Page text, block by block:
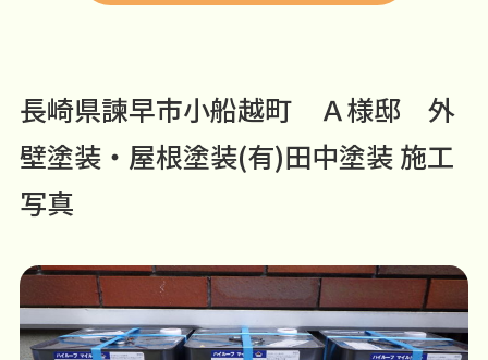
長崎県諫早市小船越町 Ａ様邸 外
壁塗装・屋根塗装(有)田中塗装 施工
写真